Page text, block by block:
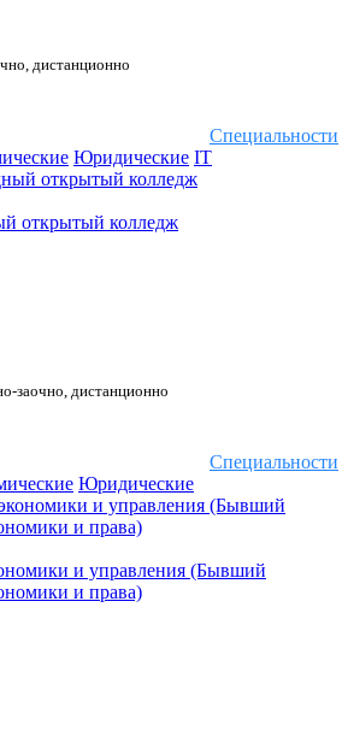
дистанционно
Специальности
Юридические IT
открытый колледж
заочно, дистанционно
Специальности
Юридические
и управления (Бывший
и права)